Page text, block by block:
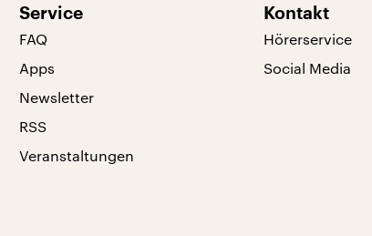
Service
FAQ
Apps
Newsletter
RSS
Veranstaltungen
Kontakt
Hörerservice
Social Media